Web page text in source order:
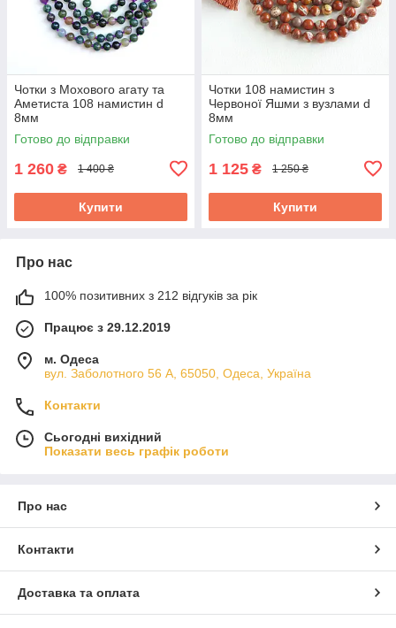
Чотки з Мохового агату та
Аметиста 108 намистин d
8мм
Готово до відправки
1 260 ₴ 1 400 ₴
Купити
Чотки 108 намистин з
Червоної Яшми з вузлами d
8мм
Готово до відправки
1 125 ₴ 1 250 ₴
Купити
Про нас
100% позитивних з 212 відгуків за рік
Працює з 29.12.2019
м. Одеса
вул. Заболотного 56 А, 65050, Одеса, Україна
Контакти
Сьогодні вихідний
Показати весь графік роботи
Про нас
Контакти
Доставка та оплата